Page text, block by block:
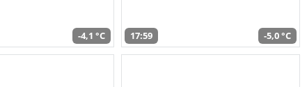
-4,1 °C 17:59 -5,0 °C